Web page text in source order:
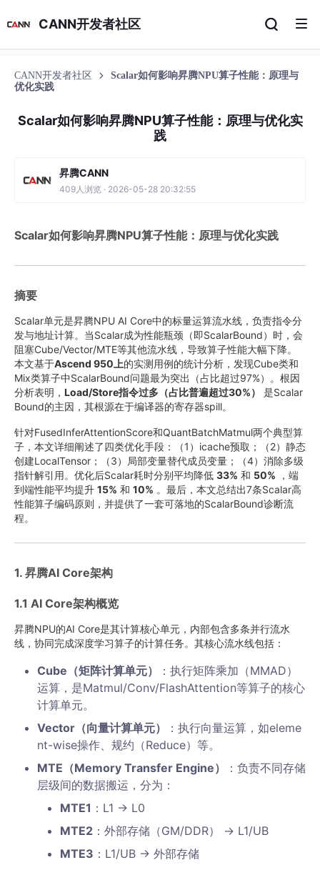
CANN开发者社区
CANN开发者社区
Scalar如何影响昇腾NPU算子性能：原理与
优化实践
Scalar如何影响昇腾NPU算子性能：原理与优化实
践
昇腾CANN
409人浏览 · 2026-05-28 20:32:55
Scalar如何影响昇腾NPU算子性能：原理与优化实践
摘要
Scalar单元是昇腾NPU AI Core中的标量运算流水线，负责指令分
发与地址计算。当Scalar成为性能瓶颈（即ScalarBound）时，会
阻塞Cube/Vector/MTE等其他流水线，导致算子性能大幅下降。
本文基于Ascend 950上的实测用例的统计分析，发现Cube类和
Mix类算子中ScalarBound问题最为突出（占比超过97%）。根因
分析表明， Load/Store指令过多（占比普遍超过30%）
是Scalar
Bound的主因，其根源在于编译器的寄存器spill。
针对FusedInferAttentionScore和QuantBatchMatmul两个典型算
子，本文详细阐述了四类优化手段：（1）icache预取；（2）静态
创建LocalTensor；（3）局部变量替代成员变量；（4）消除多级
指针解引用。优化后Scalar耗时分别平均降低 33% 和 50% ，端
到端性能平均提升 15% 和 10% 。最后，本文总结出7条Scalar高
性能算子编码原则，并提供了一套可落地的ScalarBound诊断流
程。
1. 昇腾AI Core架构
1.1 AI Core架构概览
昇腾NPU的AI Core是其计算核心单元，内部包含多条并行流水
线，协同完成深度学习算子的计算任务。其核心流水线包括：
Cube（矩阵计算单元）
：执行矩阵乘加（MMAD）
运算，是Matmul/Conv/FlashAttention等算子的核心
计算单元。
Vector（向量计算单元）
：执行向量运算，如eleme
nt-wise操作、规约（Reduce）等。
MTE（Memory Transfer Engine）
：负责不同存储
层级间的数据搬运，分为：
MTE1 ：L1 -> L0
MTE2 ：外部存储（GM/DDR） -> L1/UB
MTE3 ：L1/UB -> 外部存储